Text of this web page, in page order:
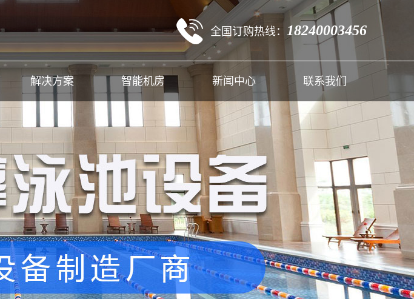
全国订购热线： 18240003456
解决方案 智能机房
新闻中心
快讯
行业新闻
常见问题
联系我们